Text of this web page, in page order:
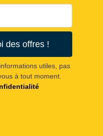
des offres !
utiles, pas
à tout moment.